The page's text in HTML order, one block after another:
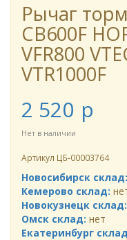
Рычаг
CB600F
VFR800
VTR1000F
2 520 p
Нет в наличии
Артикул ЦБ-00003764
Новосибирск склад:
Кемерово склад:
Новокузнецк склад:
Омск склад: нет
Екатеринбург